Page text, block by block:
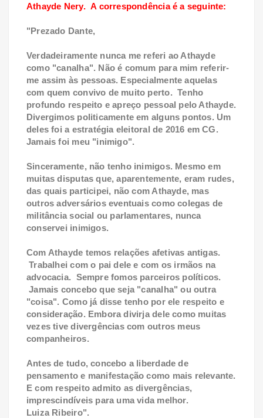
Athayde Nery. A correspondência é a seguinte:
"Prezado Dante,
Verdadeiramente nunca me referi ao Athayde
como "canalha". Não é comum para mim referir-
me assim às pessoas. Especialmente aquelas
com quem convivo de muito perto. Tenho
profundo respeito e apreço pessoal pelo Athayde.
Divergimos politicamente em alguns pontos. Um
deles foi a estratégia eleitoral de 2016 em CG.
Jamais foi meu "inimigo".
Sinceramente, não tenho inimigos. Mesmo em
muitas disputas que, aparentemente, eram rudes,
das quais participei, não com Athayde, mas
outros adversários eventuais como colegas de
militância social ou parlamentares, nunca
conservei inimigos.
Com Athayde temos relações afetivas antigas.
Trabalhei com o pai dele e com os irmãos na
advocacia. Sempre fomos parceiros políticos.
Jamais concebo que seja "canalha" ou outra
"coisa". Como já disse tenho por ele respeito e
consideração. Embora divirja dele como muitas
vezes tive divergências com outros meus
companheiros.
Antes de tudo, concebo a liberdade de
pensamento e manifestação como mais relevante.
E com respeito admito as divergências,
imprescindíveis para uma vida melhor.
Luiza Ribeiro".